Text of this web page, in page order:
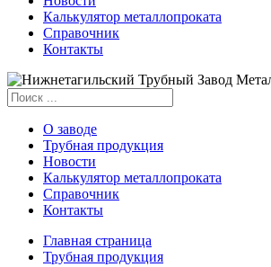
Калькулятор металлопроката
Справочник
Контакты
О заводе
Трубная продукция
Новости
Калькулятор металлопроката
Справочник
Контакты
Главная страница
Трубная продукция